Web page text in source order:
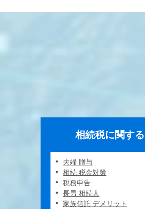
相続税に関す
夫婦 贈与
相続 税金対策
税務申告
長男 相続人
家族信託 デメリット